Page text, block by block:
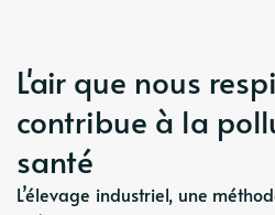
L'air que nous
contribue à la
santé
L’élevage industriel, une